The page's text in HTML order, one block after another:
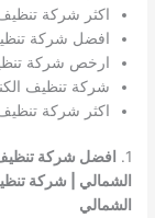
اكثر شركة
افضل شركة
ارخص شركة
شركة تنظيف
اكثر شركة تنظيف
1.
افضل شركة
الشمالي | شركة
الشمالي